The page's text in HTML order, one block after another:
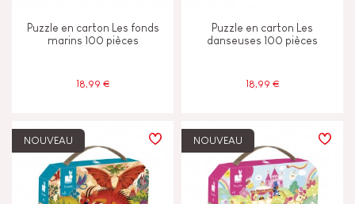
Puzzle en carton Les fonds
marins 100 pièces
18,99 €
Puzzle en carton Les
danseuses 100 pièces
18,99 €
NOUVEAU NOUVEAU